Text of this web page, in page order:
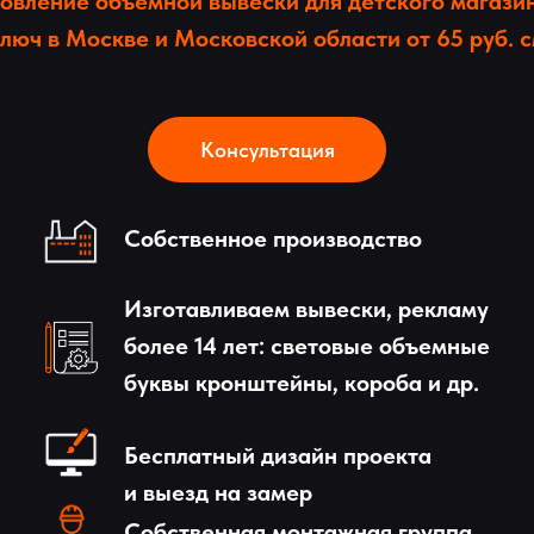
в Москве и Московской области от 65 руб.
Консультация
Собственное производство
Изготавливаем вывески, рекламу
более 14 лет: световые объемные
буквы кронштейны, короба и др.
Бесплатный дизайн проекта
и выезд на замер